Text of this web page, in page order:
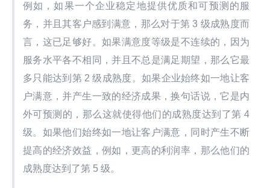
例如，如果一个企业稳定地提供优质和可预测的服
务，并且其客户感到满意，那么对于第 3 级成熟度而
言，这已足够好。如果满意度等级是不连续的，因为
服务水平各不相同，并且不总是满足期望，那么它最
多只能达到第 2 级成熟度。如果企业始终如一地让客
户满意，并产生一致的经济成果，换句话说，它是内
外可预测的，那么这就使得他们的成熟度达到了第 4
级。如果他们始终如一地让客户满意，同时产生不断
提高的经济效益，例如，更高的利润率，那么他们的
成熟度达到了第 5 级。